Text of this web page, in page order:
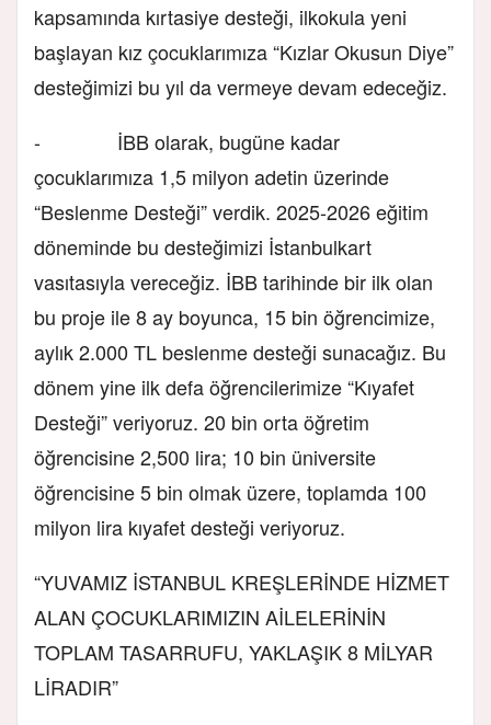
kapsamında kırtasiye desteği, ilkokula yeni
başlayan kız çocuklarımıza “Kızlar Okusun Diye”
desteğimizi bu yıl da vermeye devam edeceğiz.
- İBB olarak, bugüne kadar
çocuklarımıza 1,5 milyon adetin üzerinde
“Beslenme Desteği” verdik. 2025-2026 eğitim
döneminde bu desteğimizi İstanbulkart
vasıtasıyla vereceğiz. İBB tarihinde bir ilk olan
bu proje ile 8 ay boyunca, 15 bin öğrencimize,
aylık 2.000 TL beslenme desteği sunacağız. Bu
dönem yine ilk defa öğrencilerimize “Kıyafet
Desteği” veriyoruz. 20 bin orta öğretim
öğrencisine 2,500 lira; 10 bin üniversite
öğrencisine 5 bin olmak üzere, toplamda 100
milyon lira kıyafet desteği veriyoruz.
“YUVAMIZ İSTANBUL KREŞLERİNDE HİZMET
ALAN ÇOCUKLARIMIZIN AİLELERİNİN
TOPLAM TASARRUFU, YAKLAŞIK 8 MİLYAR
LİRADIR”